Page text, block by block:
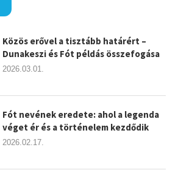
Közös erővel a tisztább határért –
Dunakeszi és Fót példás összefogása
2026.03.01.
Fót nevének eredete: ahol a legenda
véget ér és a történelem kezdődik
2026.02.17.